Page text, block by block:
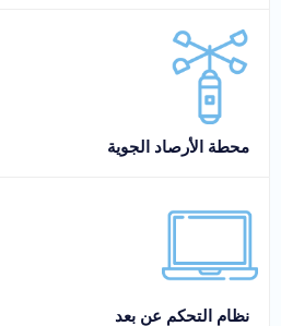
محطة الأرصاد الجوية
نظام التحكم عن بعد